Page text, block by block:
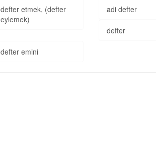
defter etmek, (defter
eylemek)
adi defter
defter
defter emini